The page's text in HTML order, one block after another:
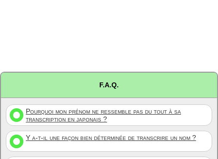
F.A.Q.
Pourquoi mon prénom ne ressemble pas du tout à sa
transcription en japonais ?
Y a-t-il une façon bien déterminée de transcrire un nom ?